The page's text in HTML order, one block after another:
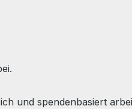
und spendenbasiert